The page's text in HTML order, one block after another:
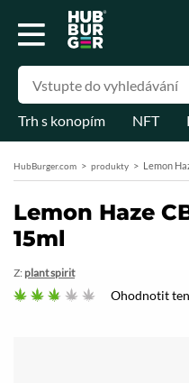
Trh s konopím NFT
HubBurger.com produkty Lemon
Lemon Haze
15ml
Z: plant spirit
Ohodnotit